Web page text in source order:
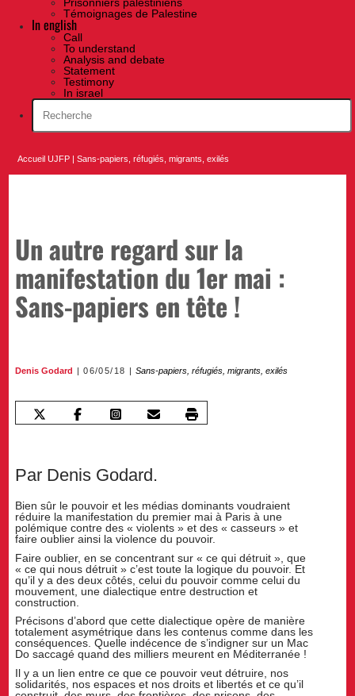
Témoignages de Palestine
In english
Call
To understand
Analysis and debate
Statement
Testimony
In israel
Accueil UJFP |Sans-papiers, réfugiés, migrants, exilés
Un autre regard sur la
manifestation du 1er mai :
Sans-papiers en tête !
Denis Godard 06/05/18 Sans-papiers, réfugiés, migrants, exilés
Par Denis Godard.
Bien sûr le pouvoir et les médias dominants voudraient
réduire la manifestation du premier mai à Paris à une
polémique contre des « violents » et des « casseurs » et
faire oublier ainsi la violence du pouvoir.
Faire oublier, en se concentrant sur « ce qui détruit », que
« ce qui nous détruit » c’est toute la logique du pouvoir. Et
qu’il y a des deux côtés, celui du pouvoir comme celui du
mouvement, une dialectique entre destruction et
construction.
Précisons d’abord que cette dialectique opère de manière
totalement asymétrique dans les contenus comme dans les
conséquences. Quelle indécence de s’indigner sur un Mac
Do saccagé quand des milliers meurent en Méditerranée !
Il y a un lien entre ce que ce pouvoir veut détruire, nos
solidarités, nos espaces et nos droits et libertés et ce qu’il